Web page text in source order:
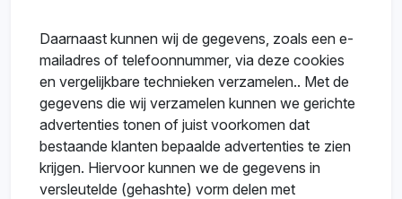
Daarnaast kunnen wij de gegevens, zoals een e-
mailadres of telefoonnummer, via deze cookies
en vergelijkbare technieken verzamelen.. Met de
gegevens die wij verzamelen kunnen we gerichte
advertenties tonen of juist voorkomen dat
bestaande klanten bepaalde advertenties te zien
krijgen. Hiervoor kunnen we de gegevens in
versleutelde (gehashte) vorm delen met